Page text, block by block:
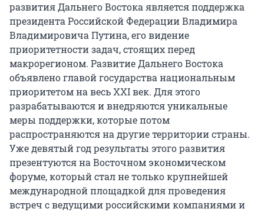
развития Дальнего Востока является поддержка
президента Российской Федерации Владимира
Владимировича Путина, его видение
приоритетности задач, стоящих перед
макрорегионом. Развитие Дальнего Востока
объявлено главой государства национальным
приоритетом на весь XXI век. Для этого
разрабатываются и внедряются уникальные
меры поддержки, которые потом
распространяются на другие территории страны.
Уже девятый год результаты этого развития
презентуются на Восточном экономическом
форуме, который стал не только крупнейшей
международной площадкой для проведения
встреч с ведущими российскими компаниями и